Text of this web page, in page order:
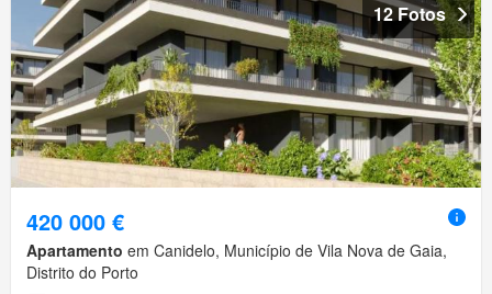
12 Fotos
420 000 €
Apartamento em Canidelo, Município de Vila Nova de Gaia,
Distrito do Porto